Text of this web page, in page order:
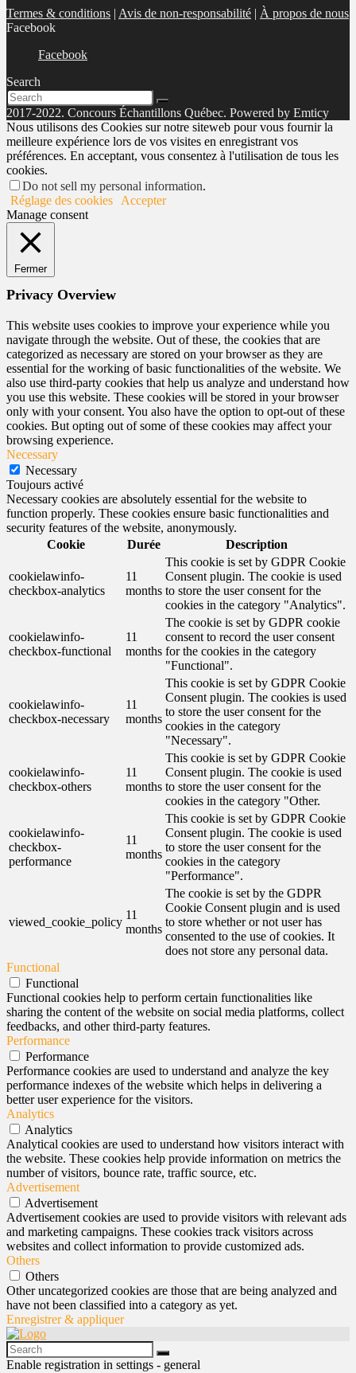
Termes & conditions | Avis de non-responsabilité | À propos de nous
Facebook
Facebook
Search
2017-2022. Concours Échantillons Québec. Powered by Emticy
Nous utilisons des Cookies sur notre siteweb pour vous fournir la
meilleure expérience lors de vos visites en enregistrant vos
préférences. En acceptant, vous consentez à l'utilisation de tous les
cookies.
Do not sell my personal information.
Réglage des cookies
Accepter
Manage consent
Fermer
Privacy Overview
This website uses cookies to improve your experience while you
navigate through the website. Out of these, the cookies that are
categorized as necessary are stored on your browser as they are
essential for the working of basic functionalities of the website. We
also use third-party cookies that help us analyze and understand how
you use this website. These cookies will be stored in your browser
only with your consent. You also have the option to opt-out of these
cookies. But opting out of some of these cookies may affect your
browsing experience.
Necessary
Necessary
Toujours activé
Necessary cookies are absolutely essential for the website to
function properly. These cookies ensure basic functionalities and
security features of the website, anonymously.
Cookie
Durée Description
cookielawinfo-
checkbox-analytics
11
months
This cookie is set by GDPR Cookie
Consent plugin. The cookie is used
to store the user consent for the
cookies in the category "Analytics".
cookielawinfo-
checkbox-functional
11
months
The cookie is set by GDPR cookie
consent to record the user consent
for the cookies in the category
"Functional".
cookielawinfo-
checkbox-necessary
11
months
This cookie is set by GDPR Cookie
Consent plugin. The cookies is used
to store the user consent for the
cookies in the category
"Necessary".
cookielawinfo-
checkbox-others
11
months
This cookie is set by GDPR Cookie
Consent plugin. The cookie is used
to store the user consent for the
cookies in the category "Other.
cookielawinfo-
checkbox-
performance
11
months
This cookie is set by GDPR Cookie
Consent plugin. The cookie is used
to store the user consent for the
cookies in the category
"Performance".
viewed_cookie_policy
11
months
The cookie is set by the GDPR
Cookie Consent plugin and is used
to store whether or not user has
consented to the use of cookies. It
does not store any personal data.
Functional
Functional
Functional cookies help to perform certain functionalities like
sharing the content of the website on social media platforms, collect
feedbacks, and other third-party features.
Performance
Performance
Performance cookies are used to understand and analyze the key
performance indexes of the website which helps in delivering a
better user experience for the visitors.
Analytics
Analytics
Analytical cookies are used to understand how visitors interact with
the website. These cookies help provide information on metrics the
number of visitors, bounce rate, traffic source, etc.
Advertisement
Advertisement
Advertisement cookies are used to provide visitors with relevant ads
and marketing campaigns. These cookies track visitors across
websites and collect information to provide customized ads.
Others
Others
Other uncategorized cookies are those that are being analyzed and
have not been classified into a category as yet.
Enregistrer & appliquer
Enable registration in settings - general